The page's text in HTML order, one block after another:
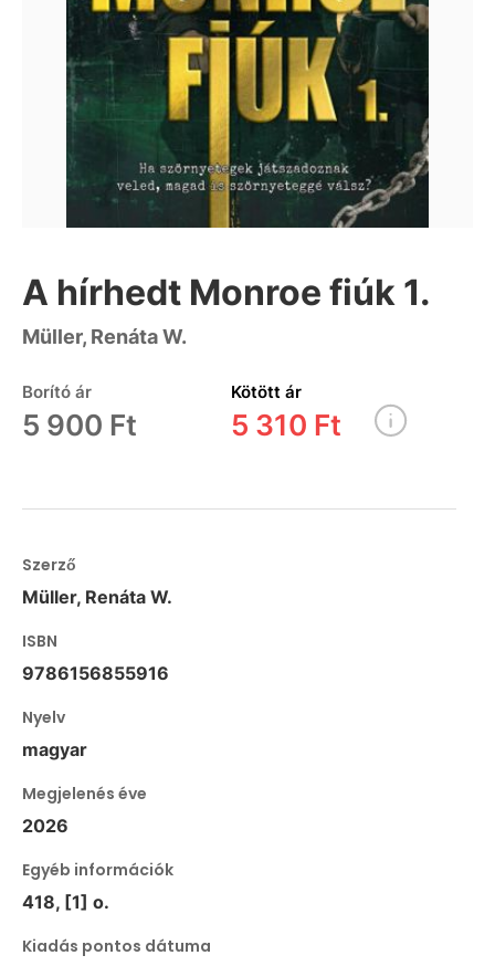
A hírhedt Monroe fiúk 1.
Müller, Renáta W.
Borító ár
5 900 Ft
Kötött ár
5 310 Ft
Szerző
Müller, Renáta W.
ISBN
9786156855916
Nyelv
magyar
Megjelenés éve
2026
Egyéb információk
418, [1] o.
Kiadás pontos dátuma